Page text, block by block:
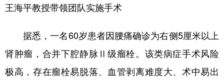
广东 广西 海南 重庆
四川 贵州 云南 西藏
王海平教授带领团队实施手术
据悉，一名60岁患者因腰痛确诊为右侧5厘米以上
肾肿瘤，合并下腔静脉Ⅱ级瘤栓。该类病症手术风险
极高，存在瘤栓易脱落、血管剥离难度大、术中易出